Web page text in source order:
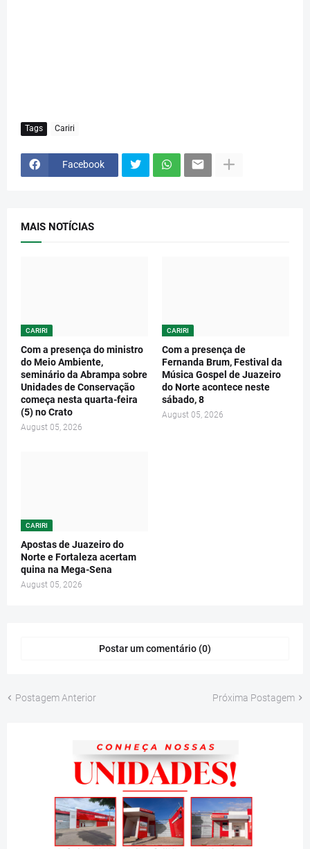
Tags Cariri
Facebook
MAIS NOTÍCIAS
CARIRI
Com a presença do ministro
do Meio Ambiente,
seminário da Abrampa sobre
Unidades de Conservação
começa nesta quarta-feira
(5) no Crato
August 05, 2026
CARIRI
Com a presença de
Fernanda Brum, Festival da
Música Gospel de Juazeiro
do Norte acontece neste
sábado, 8
August 05, 2026
CARIRI
Apostas de Juazeiro do
Norte e Fortaleza acertam
quina na Mega-Sena
August 05, 2026
Postar um comentário (0)
Postagem Anterior Próxima Postagem